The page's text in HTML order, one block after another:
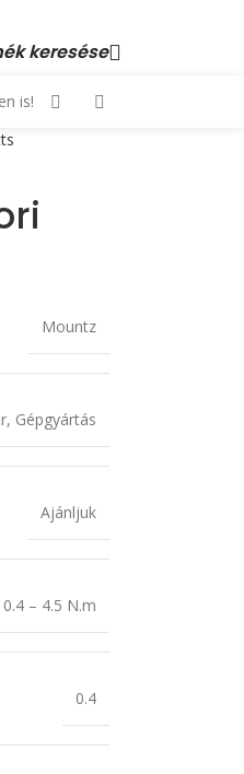
keresése
is!
Mountz
, Gépgyártás
Ajánljuk
0.4 – 4.5 N.m
0.4